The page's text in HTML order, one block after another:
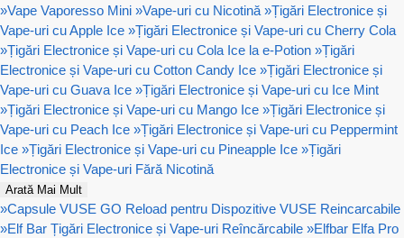
»Vape Vaporesso Mini »Vape-uri cu Nicotină »Țigări Electronice și
Vape-uri cu Apple Ice »Țigări Electronice și Vape-uri cu Cherry Cola
»Țigări Electronice și Vape-uri cu Cola Ice la e-Potion »Țigări
Electronice și Vape-uri cu Cotton Candy Ice »Țigări Electronice și
Vape-uri cu Guava Ice »Țigări Electronice și Vape-uri cu Ice Mint
»Țigări Electronice și Vape-uri cu Mango Ice »Țigări Electronice și
Vape-uri cu Peach Ice »Țigări Electronice și Vape-uri cu Peppermint
Ice »Țigări Electronice și Vape-uri cu Pineapple Ice »Țigări
Electronice și Vape-uri Fără Nicotină
Arată Mai Mult
»Capsule VUSE GO Reload pentru Dispozitive VUSE Reincarcabile
»Elf Bar Țigări Electronice și Vape-uri Reîncărcabile »Elfbar Elfa Pro